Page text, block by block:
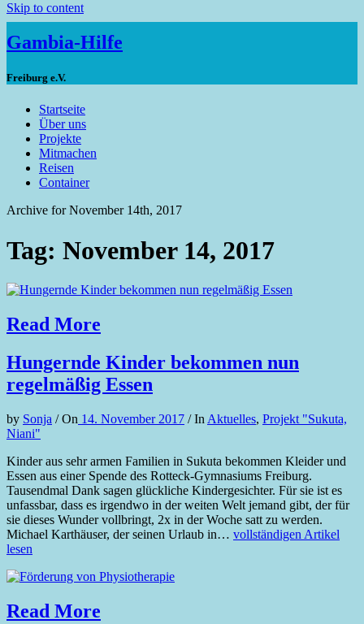
Skip to content
Gambia-Hilfe
Freiburg e.V.
Startseite
Über uns
Projekte
Mitmachen
Reisen
Container
Archive for November 14th, 2017
Tag: November 14, 2017
Read More
Hungernde Kinder bekommen nun
regelmäßig Essen
by Sonja /On 14. November 2017 /In Aktuelles, Projekt "Sukuta,
Niani"
Kinder aus sehr armen Familien in Sukuta bekommen Kleider und
Essen aus einer Spende des Rotteck-Gymnasiums Freiburg.
Tausendmal Dank sagen glückliche Kindergesichter. Für sie ist es
unfassbar, dass es irgendwo in der weiten Welt jemand gibt, der für
sie dieses Wunder vollbringt, 2x in der Woche satt zu werden.
Michael Karthäuser, der seinen Urlaub in… vollständigen Artikel
lesen
Read More